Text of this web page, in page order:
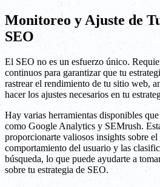
Monitoreo y Ajuste de
SEO
El SEO no es un esfuerzo único.
continuos para garantizar que tu
rastrear el rendimiento de tu sitio web,
hacer los ajustes necesarios en tu
Hay varias herramientas disponibles
como Google Analytics y SEMrush.
proporcionarte valiosos insights sobre
comportamiento del usuario y las
búsqueda, lo que puede ayudarte a
sobre tu estrategia de SEO.